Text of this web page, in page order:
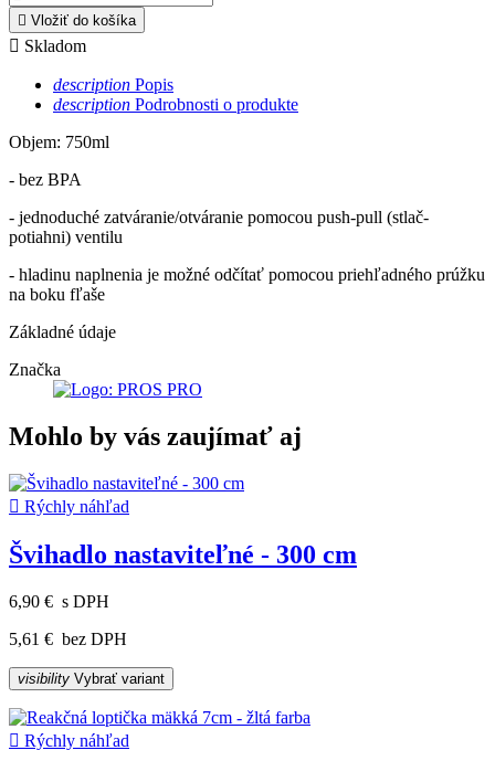
 Vložiť do košíka
 Skladom
description Popis
description Podrobnosti o produkte
Objem: 750ml
- bez BPA
- jednoduché zatváranie/otváranie pomocou push-pull (stlač-
potiahni) ventilu
- hladinu naplnenia je možné odčítať pomocou priehľadného prúžku
na boku fľaše
Základné údaje
Značka
Mohlo by vás zaujímať aj
 Rýchly náhľad
Švihadlo nastaviteľné - 300 cm
6,90 € s DPH
5,61 € bez DPH
visibility Vybrať variant
 Rýchly náhľad